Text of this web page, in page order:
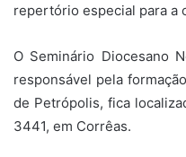
repertório especial para a
O Seminário Diocesano
responsável pela
de Petrópolis, fica
3441, em Corrêas.